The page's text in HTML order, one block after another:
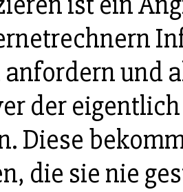
anfordern und
der
Diese
die sie nie